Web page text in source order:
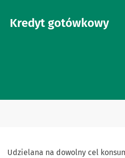
Kredyt gotówkowy
Udzielana na dowolny cel